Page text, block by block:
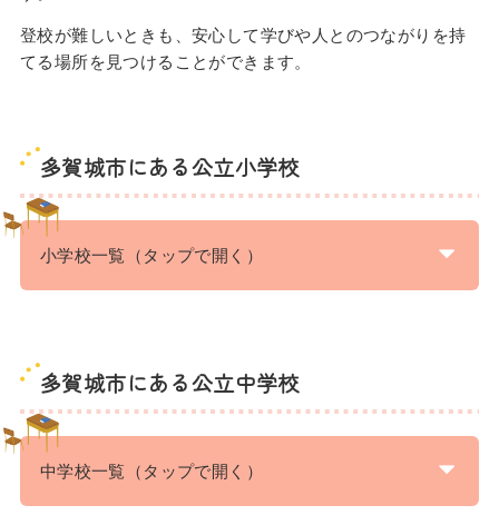
登校が難しいときも、安心して学びや人とのつながりを持
てる場所を見つけることができます。
多賀城市にある公立小学校
小学校一覧（タップで開く）
多賀城市にある公立中学校
中学校一覧（タップで開く）